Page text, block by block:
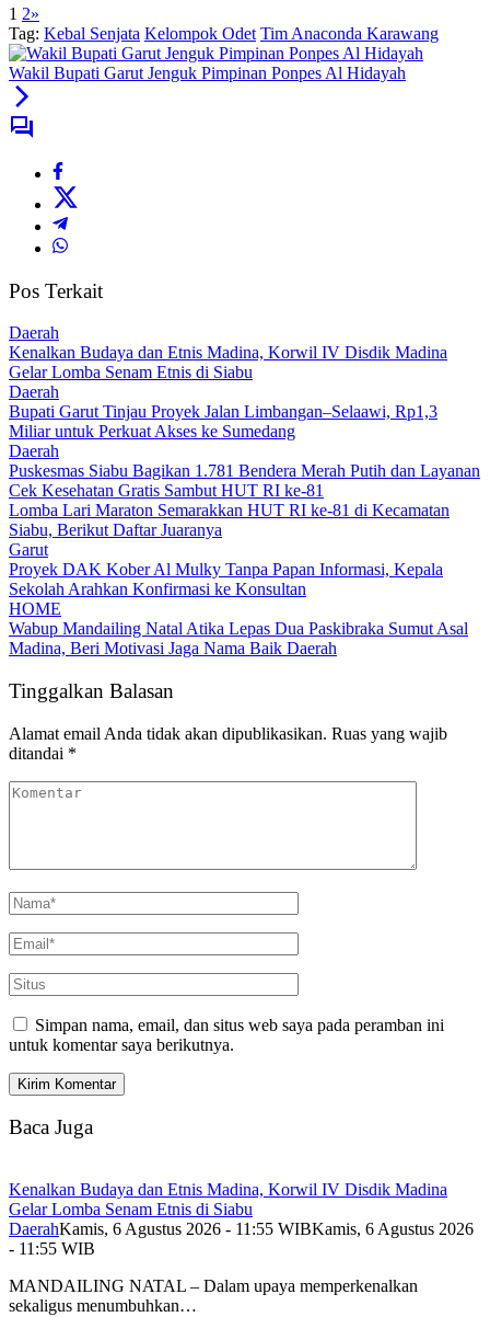
1 2»
Tag: Kebal Senjata Kelompok Odet Tim Anaconda Karawang
Wakil Bupati Garut Jenguk Pimpinan Ponpes Al Hidayah
Pos Terkait
Daerah
Kenalkan Budaya dan Etnis Madina, Korwil IV Disdik Madina
Gelar Lomba Senam Etnis di Siabu
Daerah
Bupati Garut Tinjau Proyek Jalan Limbangan–Selaawi, Rp1,3
Miliar untuk Perkuat Akses ke Sumedang
Daerah
Puskesmas Siabu Bagikan 1.781 Bendera Merah Putih dan Layanan
Cek Kesehatan Gratis Sambut HUT RI ke-81
Lomba Lari Maraton Semarakkan HUT RI ke-81 di Kecamatan
Siabu, Berikut Daftar Juaranya
Garut
Proyek DAK Kober Al Mulky Tanpa Papan Informasi, Kepala
Sekolah Arahkan Konfirmasi ke Konsultan
HOME
Wabup Mandailing Natal Atika Lepas Dua Paskibraka Sumut Asal
Madina, Beri Motivasi Jaga Nama Baik Daerah
Tinggalkan Balasan
Alamat email Anda tidak akan dipublikasikan. Ruas yang wajib
ditandai *
Simpan nama, email, dan situs web saya pada peramban ini
untuk komentar saya berikutnya.
Baca Juga
Kenalkan Budaya dan Etnis Madina, Korwil IV Disdik Madina
Gelar Lomba Senam Etnis di Siabu
DaerahKamis, 6 Agustus 2026 - 11:55 WIBKamis, 6 Agustus 2026
- 11:55 WIB
MANDAILING NATAL – Dalam upaya memperkenalkan
sekaligus menumbuhkan…